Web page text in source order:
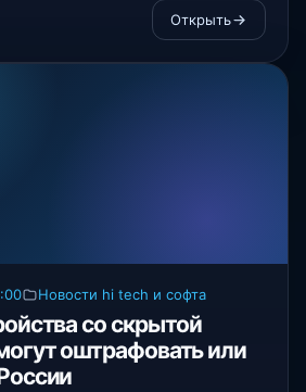
связи могут обязать в
Роскомнадзор об
данных.
Открыть
Новости hi tech и софта
со скрытой
оштрафовать или